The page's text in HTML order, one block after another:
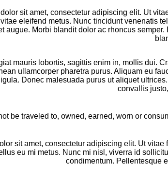
sit amet, consectetur adipiscing elit. Ut
eleifend metus. Nunc tincidunt venenatis
augue. Morbi blandit dolor ac rhoncus
mauris lobortis, sagittis enim in, mollis dui.
ullamcorper pharetra purus. Aliquam eu
Donec malesuada purus ut aliquet
convallis
be traveled to, owned, earned, worn or
sit amet, consectetur adipiscing elit. Ut
eu mi metus. Nunc mi nisl, viverra id
condimentum. Pellentesque